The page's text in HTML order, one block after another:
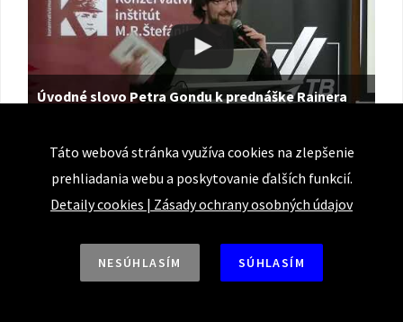
Úvodné slovo Petra Gondu k prednáške Rainera
KI organizoval ďalšiu z cyklu prednášok CEQLS, tentoraz bol naším
hosťom Rainer Zitelmann, historik, sociológ a autor be…
Táto webová stránka využíva cookies na zlepšenie
prehliadania webu a poskytovanie ďalších funkcií.
Detaily cookies | Zásady ochrany osobných údajov
NESÚHLASÍM SÚHLASÍM